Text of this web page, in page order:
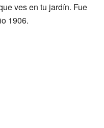
ves en tu jardín. Fue
1906.